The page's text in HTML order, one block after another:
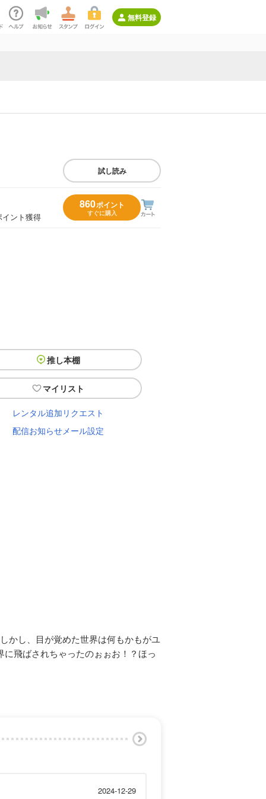
無料登録
試し読み
イント獲得
860ポイント
すぐに購入
推し本棚
マイリスト
レンタル追加リクエスト
配信お知らせメール設定
かし、目が覚めた世界は何もかもがユ
飛ばされちゃったのぉぉお！？ほっ
2024-12-29